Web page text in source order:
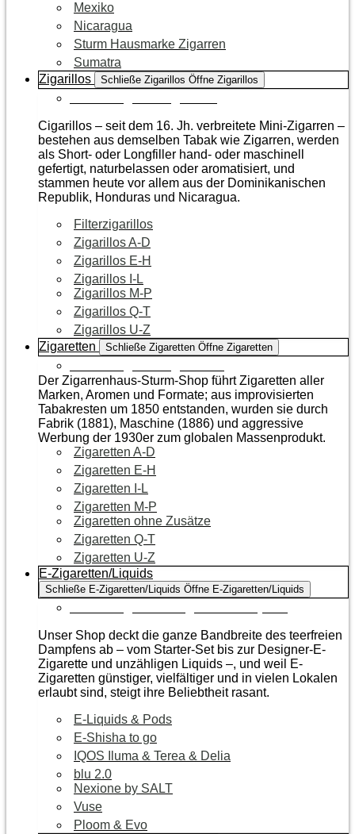
Mexiko
Nicaragua
Sturm Hausmarke Zigarren
Sumatra
Zigarillos
Schließe Zigarillos Öffne Zigarillos
Cigarillos – seit dem 16. Jh. verbreitete Mini-Zigarren –
bestehen aus demselben Tabak wie Zigarren, werden
als Short- oder Longfiller hand- oder maschinell
gefertigt, naturbelassen oder aromatisiert, und
stammen heute vor allem aus der Dominikanischen
Republik, Honduras und Nicaragua.
Filterzigarillos
Zigarillos A-D
Zigarillos E-H
Zigarillos I-L
Zigarillos M-P
Zigarillos Q-T
Zigarillos U-Z
Zigaretten
Schließe Zigaretten Öffne Zigaretten
Der Zigarrenhaus-Sturm-Shop führt Zigaretten aller
Marken, Aromen und Formate; aus improvisierten
Tabakresten um 1850 entstanden, wurden sie durch
Fabrik (1881), Maschine (1886) und aggressive
Werbung der 1930er zum globalen Massenprodukt.
Zigaretten A-D
Zigaretten E-H
Zigaretten I-L
Zigaretten M-P
Zigaretten ohne Zusätze
Zigaretten Q-T
Zigaretten U-Z
E-Zigaretten/Liquids
Schließe E-Zigaretten/Liquids Öffne E-Zigaretten/Liquids
Unser Shop deckt die ganze Bandbreite des teerfreien
Dampfens ab – vom Starter-Set bis zur Designer-E-
Zigarette und unzähligen Liquids –, und weil E-
Zigaretten günstiger, vielfältiger und in vielen Lokalen
erlaubt sind, steigt ihre Beliebtheit rasant.
E-Liquids & Pods
E-Shisha to go
IQOS Iluma & Terea & Delia
blu 2.0
Nexione by SALT
Vuse
Ploom & Evo